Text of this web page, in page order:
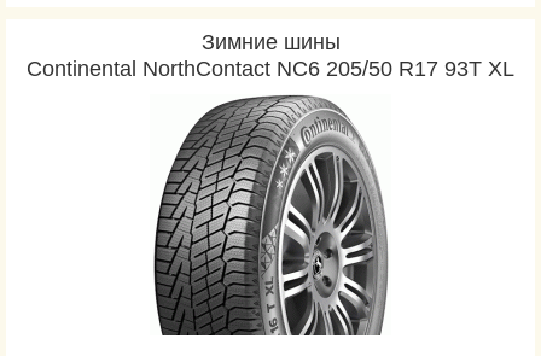
Зимние шины
Continental NorthContact NC6 205/50 R17 93T XL